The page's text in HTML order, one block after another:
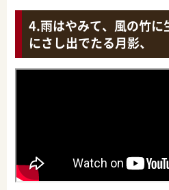
雨はやみて、風の竹
にさし出でたる月影、